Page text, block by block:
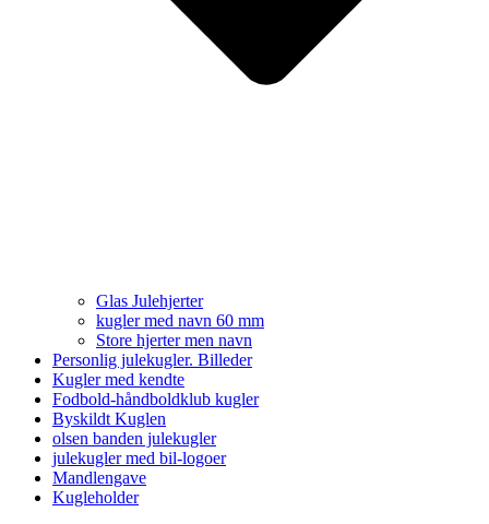
Glas Julehjerter
kugler med navn 60 mm
Store hjerter men navn
Personlig julekugler. Billeder
Kugler med kendte
Fodbold-håndboldklub kugler
Byskildt Kuglen
olsen banden julekugler
julekugler med bil-logoer
Mandlengave
Kugleholder